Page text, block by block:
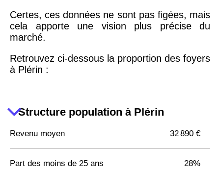
Certes, ces données ne sont pas figées, mais
cela apporte une vision plus précise du
marché.
Retrouvez ci-dessous la proportion des foyers
à Plérin :
Structure population à Plérin
Revenu moyen 32 890 €
Part des moins de 25 ans 28%